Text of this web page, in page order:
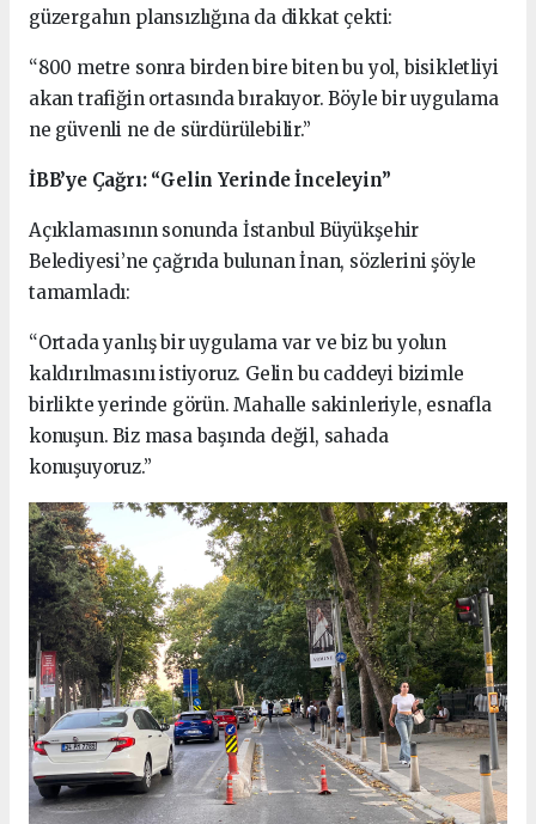
güzergahın plansızlığına da dikkat çekti:
“800 metre sonra birden bire biten bu yol, bisikletliyi
akan trafiğin ortasında bırakıyor. Böyle bir uygulama
ne güvenli ne de sürdürülebilir.”
İBB’ye Çağrı: “Gelin Yerinde İnceleyin”
Açıklamasının sonunda İstanbul Büyükşehir
Belediyesi’ne çağrıda bulunan İnan, sözlerini şöyle
tamamladı:
“Ortada yanlış bir uygulama var ve biz bu yolun
kaldırılmasını istiyoruz. Gelin bu caddeyi bizimle
birlikte yerinde görün. Mahalle sakinleriyle, esnafla
konuşun. Biz masa başında değil, sahada
konuşuyoruz.”